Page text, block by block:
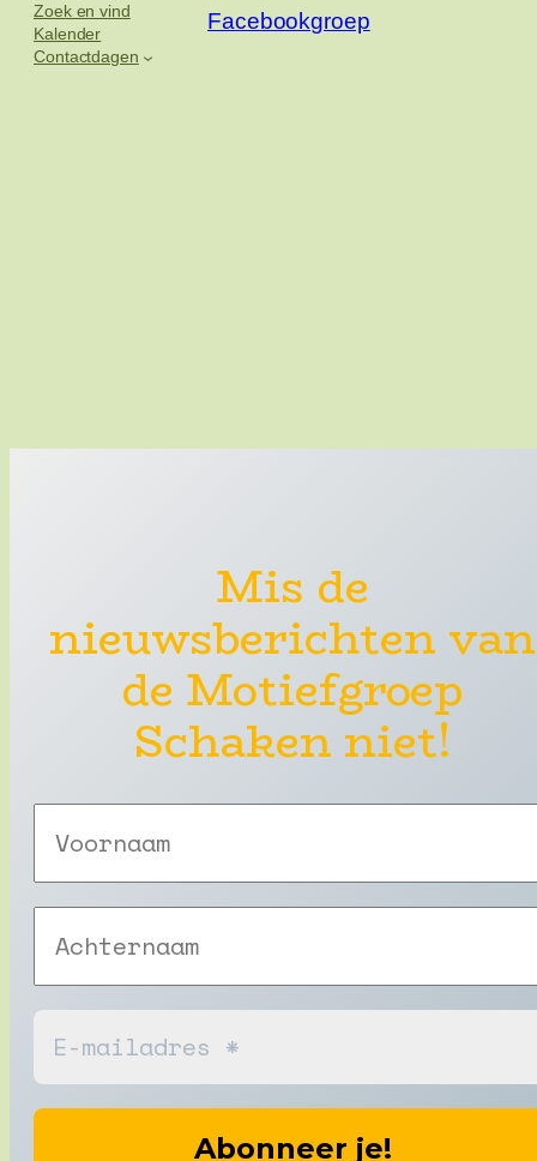
Zoek en vind
Kalender
Contactdagen
Facebookgroep
Mis de
nieuwsberichten van
de Motiefgroep
Schaken niet!